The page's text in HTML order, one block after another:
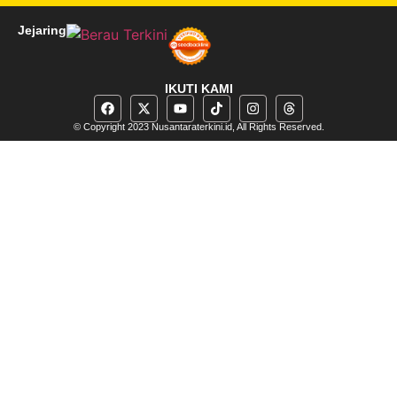
Jejaring
IKUTI KAMI
© Copyright 2023 Nusantaraterkini.id, All Rights Reserved.